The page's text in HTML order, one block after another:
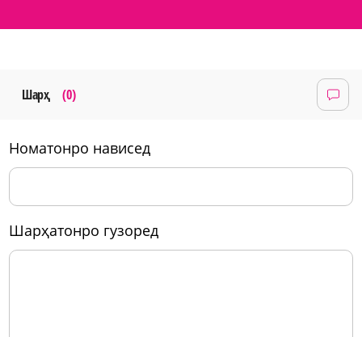
Шарҳ (0)
номатонро нависед
шарҳатонро гузоред